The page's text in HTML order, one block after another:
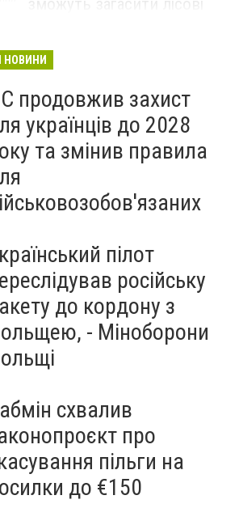
НОВИНИ
продовжив захист
українців до 2028
та змінив правила
пілот
російську
до кордону з
- Міноборони
схвалив
про
пільги на
до €150